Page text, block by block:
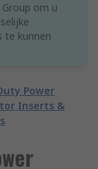
om u
te kunnen
Power
Inserts &